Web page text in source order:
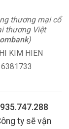
thương mại cổ
thương Việt
)
KIM HIEN
ty sẽ vận